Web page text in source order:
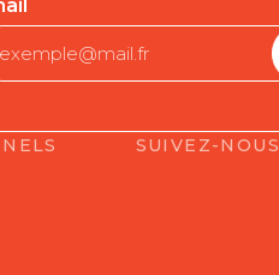
SUIVEZ-NOUS